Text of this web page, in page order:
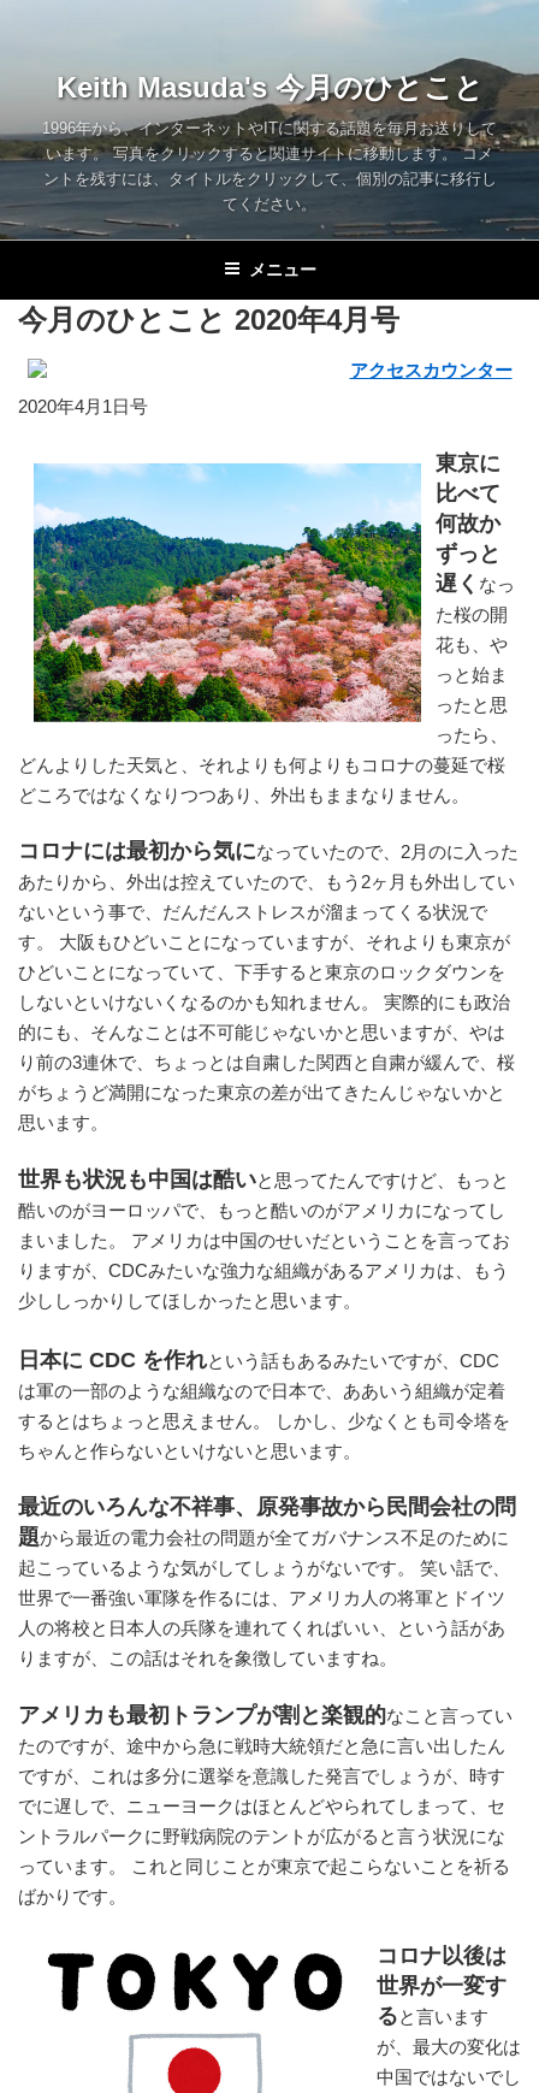
へ
キ
ッ
Keith Masuda's 今月のひとこと
1996年から、インターネットやITに関する話題を毎月お送りして
います。 写真をクリックすると関連サイトに移動します。 コメ
ントを残すには、タイトルをクリックして、個別の記事に移行し
てください。
メニュー
今月のひとこと 2020年4月号
2020年4月1日号
東京に
比べて
何故か
ずっと
遅く なっ
た桜の開
花も、や
っと始ま
ったと思
ったら、
どんよりした天気と、それよりも何よりもコロナの蔓延で桜
どころではなくなりつつあり、外出もままなりません。
コロナには最初から気になっていたので、2月のに入った
あたりから、外出は控えていたので、もう2ヶ月も外出してい
ないという事で、だんだんストレスが溜まってくる状況で
す。 大阪もひどいことになっていますが、それよりも東京が
ひどいことになっていて、下手すると東京のロックダウンを
しないといけないくなるのかも知れません。 実際的にも政治
的にも、そんなことは不可能じゃないかと思いますが、やは
り前の3連休で、ちょっとは自粛した関西と自粛が緩んで、桜
がちょうど満開になった東京の差が出てきたんじゃないかと
思います。
世界も状況も中国は酷いと思ってたんですけど、もっと
酷いのがヨーロッパで、もっと酷いのがアメリカになってし
まいました。 アメリカは中国のせいだということを言ってお
りますが、CDCみたいな強力な組織があるアメリカは、もう
少ししっかりしてほしかったと思います。
日本に CDC を作れという話もあるみたいですが、CDC
は軍の一部のような組織なので日本で、ああいう組織が定着
するとはちょっと思えません。 しかし、少なくとも司令塔を
ちゃんと作らないといけないと思います。
最近のいろんな不祥事、原発事故から民間会社の問
題から最近の電力会社の問題が全てガバナンス不足のために
起こっているような気がしてしょうがないです。 笑い話で、
世界で一番強い軍隊を作るには、アメリカ人の将軍とドイツ
人の将校と日本人の兵隊を連れてくればいい、という話があ
りますが、この話はそれを象徴していますね。
アメリカも最初トランプが割と楽観的なこと言ってい
たのですが、途中から急に戦時大統領だと急に言い出したん
ですが、これは多分に選挙を意識した発言でしょうが、時す
でに遅しで、ニューヨークはほとんどやられてしまって、セ
ントラルパークに野戦病院のテントが広がると言う状況にな
っています。 これと同じことが東京で起こらないことを祈る
ばかりです。
コロナ以後は
世界が一変す
ると言います
が、最大の変化は
中国ではないでし